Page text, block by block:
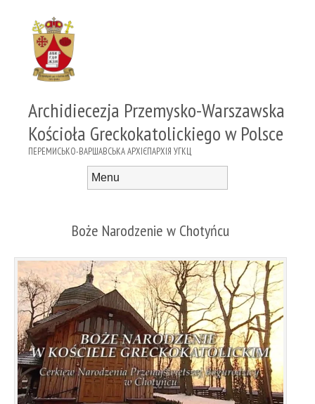
Archidiecezja Przemysko-Warszawska
Kościoła Greckokatolickiego w Polsce
ПЕРЕМИСЬКО-ВАРШАВСЬКА АРХІЄПАРХІЯ УГКЦ
Boże Narodzenie w Chotyńcu